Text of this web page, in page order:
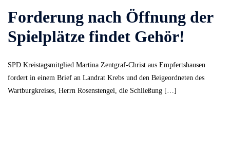
Forderung nach Öffnung der
Spielplätze findet Gehör!
SPD Kreistagsmitglied Martina Zentgraf-Christ aus Empfertshausen
fordert in einem Brief an Landrat Krebs und den Beigeordneten des
Wartburgkreises, Herrn Rosenstengel, die Schließung […]